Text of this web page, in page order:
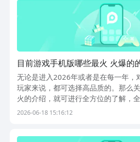
目前游戏手机版哪些最火 火爆的
介绍2026
无论是进入2026年或者是在每一年，
玩家来说，都可选择高品质的。那么
火的介绍，就可进行全方位的了解，
且体验的。推荐来九游app，因为这是
2026-06-18 15:16:12